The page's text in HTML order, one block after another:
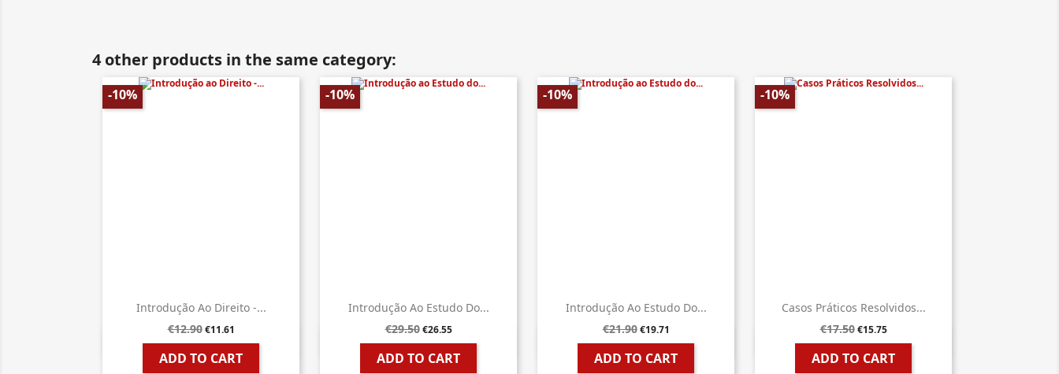
4 other products in the same category:
Introdução Ao Direito -...
€12.90 €11.61
ADD TO CART
-10%
 Quick view
Introdução Ao Estudo Do...
€29.50 €26.55
ADD TO CART
-10%
 Quick view
Introdução Ao Estudo Do...
€21.90 €19.71
ADD TO CART
-10%
 Quick view
Casos Práticos Resolvidos...
€17.50 €15.75
ADD TO CART
-10%
 Quick view